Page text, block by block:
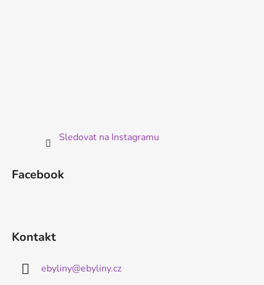
Sledovat na Instagramu
Facebook
Kontakt
ebyliny@ebyliny.cz